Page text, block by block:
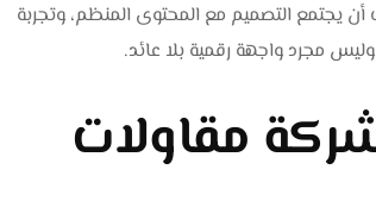
يجتمع التصميم مع المحتوى المنظم، وتجربة
مجرد واجهة رقمية بلا عائد.
مقاولات